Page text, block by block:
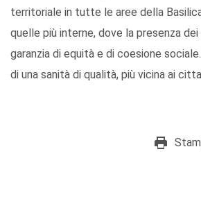
territoriale in tutte le aree della
quelle più interne, dove la presenza
garanzia di equità e di coesione
di una sanità di qualità, più vicina ai